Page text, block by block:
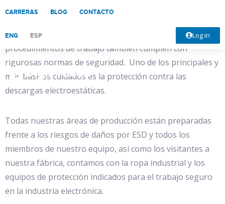
CARRERAS BLOG CONTACTO
ENG ESP Log in
de calidad y tanto nuestras instalaciones como los
procedimientos de trabajo también cumplen con
rigurosas normas de seguridad. Uno de los principales y
más básicos cuidados es la protección contra las
descargas electroestáticas.
Todas nuestras áreas de producción están preparadas
frente a los riesgos de daños por ESD y todos los
miembros de nuestro equipo, así como los visitantes a
nuestra fábrica, contamos con la ropa industrial y los
equipos de protección indicados para el trabajo seguro
en la industria electrónica.